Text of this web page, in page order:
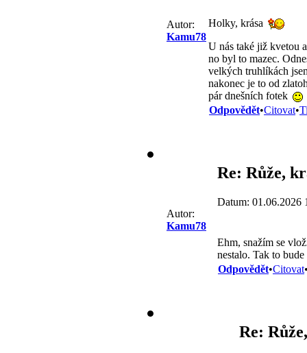
Autor:
Kamu78
Holky, krása
U nás také již kvetou
no byl to mazec.
velkých truhlíkách
nakonec je to od
pár dnešních fotek
Odpovědět•Citovat•
Autor:
Kamu78
Re: Růže,
Datum: 01.06.2026
Ehm, snažím se
nestalo. Tak to
Odpovědět•Citovat
Re: